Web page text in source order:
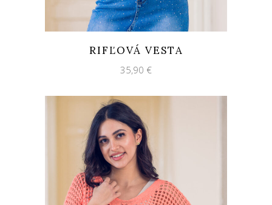
RIFĽOVÁ VESTA
35,90 €